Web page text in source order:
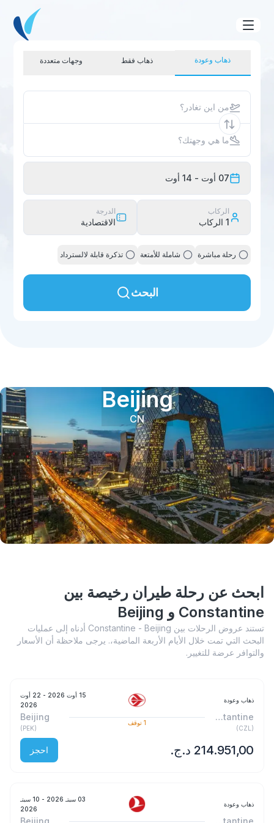
ذهاب وعودة ذهاب فقط وجهات متعددة
من اين تغادر؟
ما هي وجهتك؟
07 أوت - 14 أوت
الركاب
1 الركاب
الدرجة
الاقتصادية
رحلة مباشرة شاملة للأمتعة تذكرة قابلة لالسترداد
البحث
Beijing
CN
ابحث عن رحلة طيران رخيصة بين
Constantine و Beijing
تستند عروض الرحلات بين Constantine - Beijing أدناه إلى عمليات
البحث التي تمت خلال الأيام الأربعة الماضية،. يرجى ملاحظة أن الأسعار
والتوافر عرضة للتغيير.
ذهاب وعودة
15 أوت 2026
- 22 أوت
2026
Constantine
(
CZL
)
1 توقف
Beijing
(
PEK
)
احجز
ذهاب وعودة
03 سبتـ 2026
- 10 سبتـ
2026